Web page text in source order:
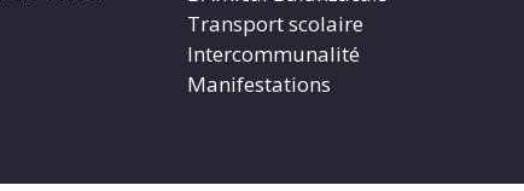
Transport scolaire
Intercommunalité
Manifestations